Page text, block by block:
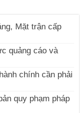
Mặt trận cấp
quảng cáo và
chính cần phải
quy phạm pháp